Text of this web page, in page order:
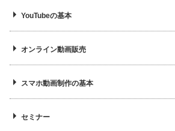
YouTubeの基本
オンライン動画販売
スマホ動画制作の基本
セミナー